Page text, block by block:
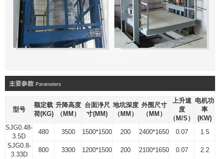
型号
额定载
荷(KG)
升降高度
（MM）
台面浄尺
寸(MM)
地坑深度
（MM）
外围尺寸
（MM）
上升速
度
（M/S）
电机功
率
(KW)
SJG0.48-
3.5D
480 3500 1500*1500 200 2400*1650 0.07
1.5
SJG0.8-
3.33D
800 3300 1200*1500 200 2100*1650 0.07
2.2